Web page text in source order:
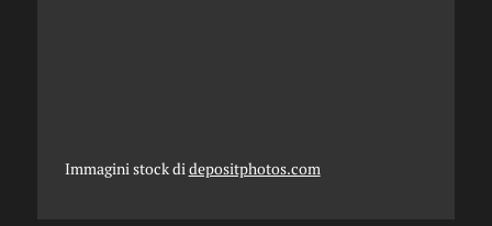
Immagini stock di depositphotos.com